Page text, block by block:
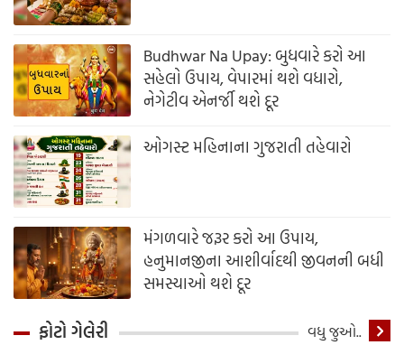
Budhwar Na Upay: બુધવારે કરો આ
સહેલો ઉપાય, વેપારમાં થશે વધારો,
નેગેટીવ એનર્જી થશે દૂર
ઓગસ્ટ મહિનાના ગુજરાતી તહેવારો
મંગળવારે જરૂર કરો આ ઉપાય,
હનુમાનજીના આશીર્વાદથી જીવનની બધી
સમસ્યાઓ થશે દૂર
ફોટો ગેલેરી વધુ જુઓ.. Detail